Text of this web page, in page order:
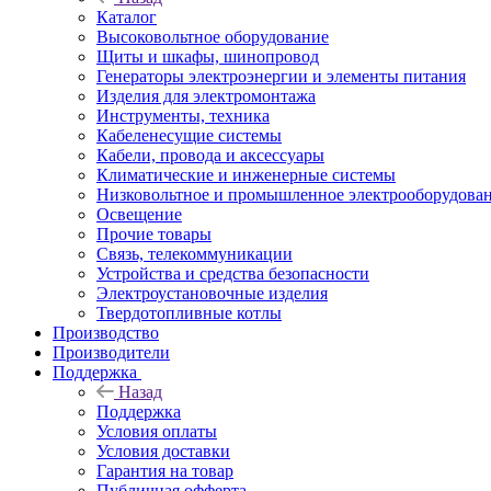
Каталог
Высоковольтное оборудование
Щиты и шкафы, шинопровод
Генераторы электроэнергии и элементы питания
Изделия для электромонтажа
Инструменты, техника
Кабеленесущие системы
Кабели, провода и аксессуары
Климатические и инженерные системы
Низковольтное и промышленное
Освещение
Прочие товары
Связь, телекоммуникации
Устройства и средства безопасности
Электроустановочные изделия
Твердотопливные котлы
Производство
Производители
Поддержка
Назад
Поддержка
Условия оплаты
Условия доставки
Гарантия на товар